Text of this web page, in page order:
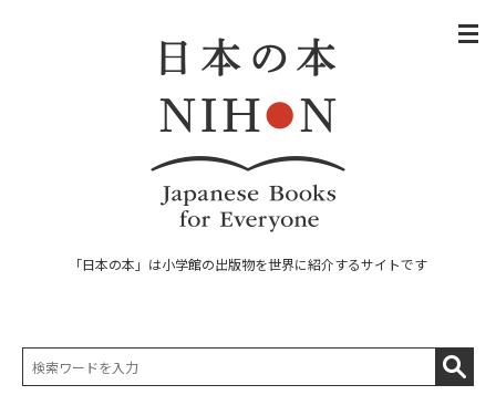
「日本の本」は小学館の出版物を世界に紹介するサイトです